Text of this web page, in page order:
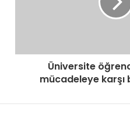
Üniversite
mücadeleye karşı